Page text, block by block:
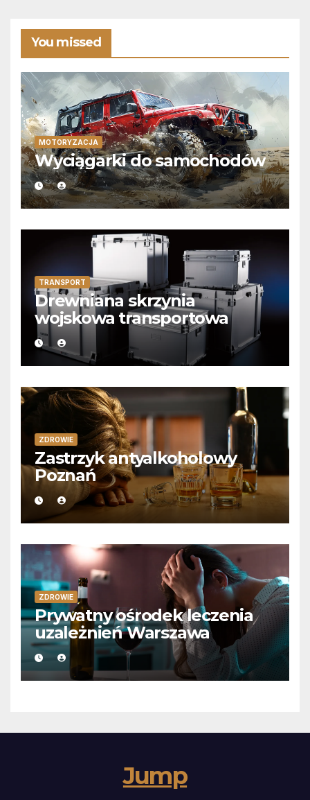
You missed
MOTORYZACJA
Wyciągarki do samochodów
TRANSPORT
Drewniana skrzynia
wojskowa transportowa
ZDROWIE
Zastrzyk antyalkoholowy
Poznań
ZDROWIE
Prywatny ośrodek leczenia
uzależnień Warszawa
Jump